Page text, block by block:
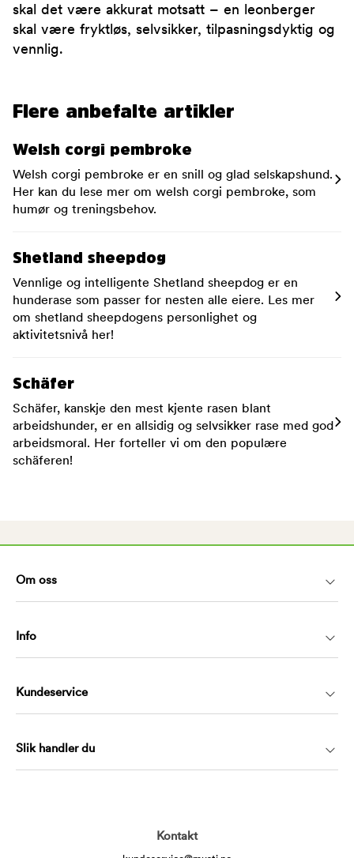
skal det være akkurat motsatt – en leonberger
skal være fryktløs, selvsikker, tilpasningsdyktig og
vennlig.
Flere anbefalte artikler
Welsh corgi pembroke
Welsh corgi pembroke er en snill og glad selskapshund.
Her kan du lese mer om welsh corgi pembroke, som
humør og treningsbehov.
Shetland sheepdog
Vennlige og intelligente Shetland sheepdog er en
hunderase som passer for nesten alle eiere. Les mer
om shetland sheepdogens personlighet og
aktivitetsnivå her!
Schäfer
Schäfer, kanskje den mest kjente rasen blant
arbeidshunder, er en allsidig og selvsikker rase med god
arbeidsmoral. Her forteller vi om den populære
schäferen!
Om oss
Info
Kundeservice
Slik handler du
Kontakt